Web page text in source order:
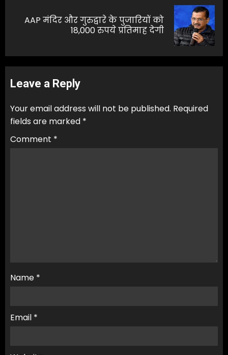
NextAAP मंदिर और गुरुद्वारे के पुजारियों को
18,000 रुपये प्रतिमाह देगी
Leave a Reply
Your email address will not be published. Required
fields are marked *
Comment *
Name *
Email *